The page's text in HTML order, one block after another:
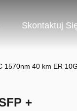
Skontaktuj
1570nm 40 km ER
+